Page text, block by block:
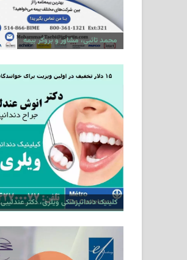
محمد تائبی، مشاور و بروکر بیمه
کلینیک دندانپزشکی ویلری، دکتر عندلیبی